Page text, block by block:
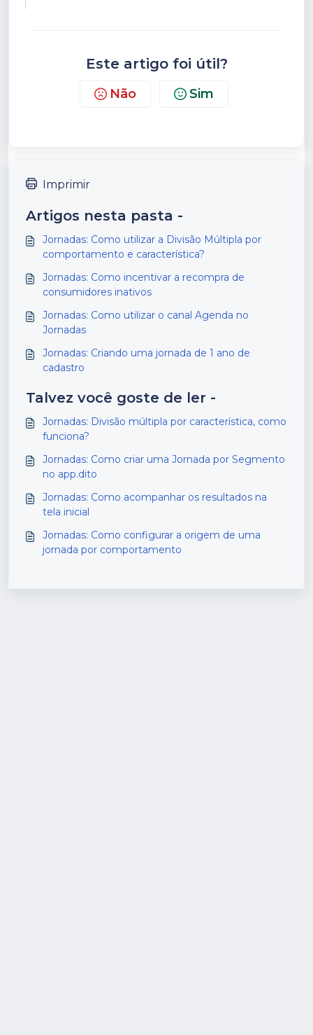
Este artigo foi útil?
Não Sim
Imprimir
Artigos nesta pasta -
Jornadas: Como utilizar a Divisão Múltipla por
comportamento e característica?
Jornadas: Como incentivar a recompra de
consumidores inativos
Jornadas: Como utilizar o canal Agenda no
Jornadas
Jornadas: Criando uma jornada de 1 ano de
cadastro
Talvez você goste de ler -
Jornadas: Divisão múltipla por característica, como
funciona?
Jornadas: Como criar uma Jornada por Segmento
no app.dito
Jornadas: Como acompanhar os resultados na
tela inicial
Jornadas: Como configurar a origem de uma
jornada por comportamento